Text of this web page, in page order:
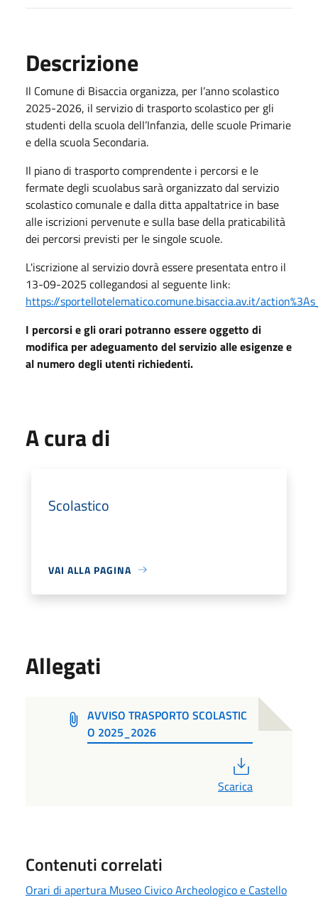
Descrizione
Il Comune di Bisaccia organizza, per l’anno scolastico
2025-2026, il servizio di trasporto scolastico per gli
studenti della scuola dell’Infanzia, delle scuole Primarie
e della scuola Secondaria.
Il piano di trasporto comprendente i percorsi e le
fermate degli scuolabus sarà organizzato dal servizio
scolastico comunale e dalla ditta appaltatrice in base
alle iscrizioni pervenute e sulla base della praticabilità
dei percorsi previsti per le singole scuole.
L'iscrizione al servizio dovrà essere presentata entro il
13-09-2025 collegandosi al seguente link:
https://sportellotelematico.comune.bisaccia.av.it/
I percorsi e gli orari potranno essere oggetto di
modifica per adeguamento del servizio alle esigenze e
al numero degli utenti richiedenti.
A cura di
Scolastico
VAI ALLA PAGINA
Allegati
AVVISO TRASPORTO SCOLASTIC
O 2025_2026
Scarica
Contenuti correlati
Orari di apertura Museo Civico Archeologico e Castello